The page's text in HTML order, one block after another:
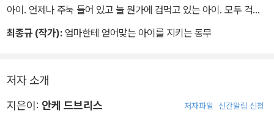
아이. 언제나 주눅 들어 있고 늘 뭔가에 겁먹고 있는 아이. 모두 걱정
의눈길로 그 아이를 바라보지만 결코 짐작조차 할 수 없었다. 그 아이
구원이 된다. 문제를 해결해 줄 수 있는 다른 오른에게 가는 것으로 이
전하는 작가의 확고한 태도를 알 수 있었다. 아이를 그토록 학대하는
최종규 (작가): 엄마한테 얻어맞는 아이를 지키는 동무
저자 소개
지은이: 안케 드브리스 저자파일 신간알림 신청